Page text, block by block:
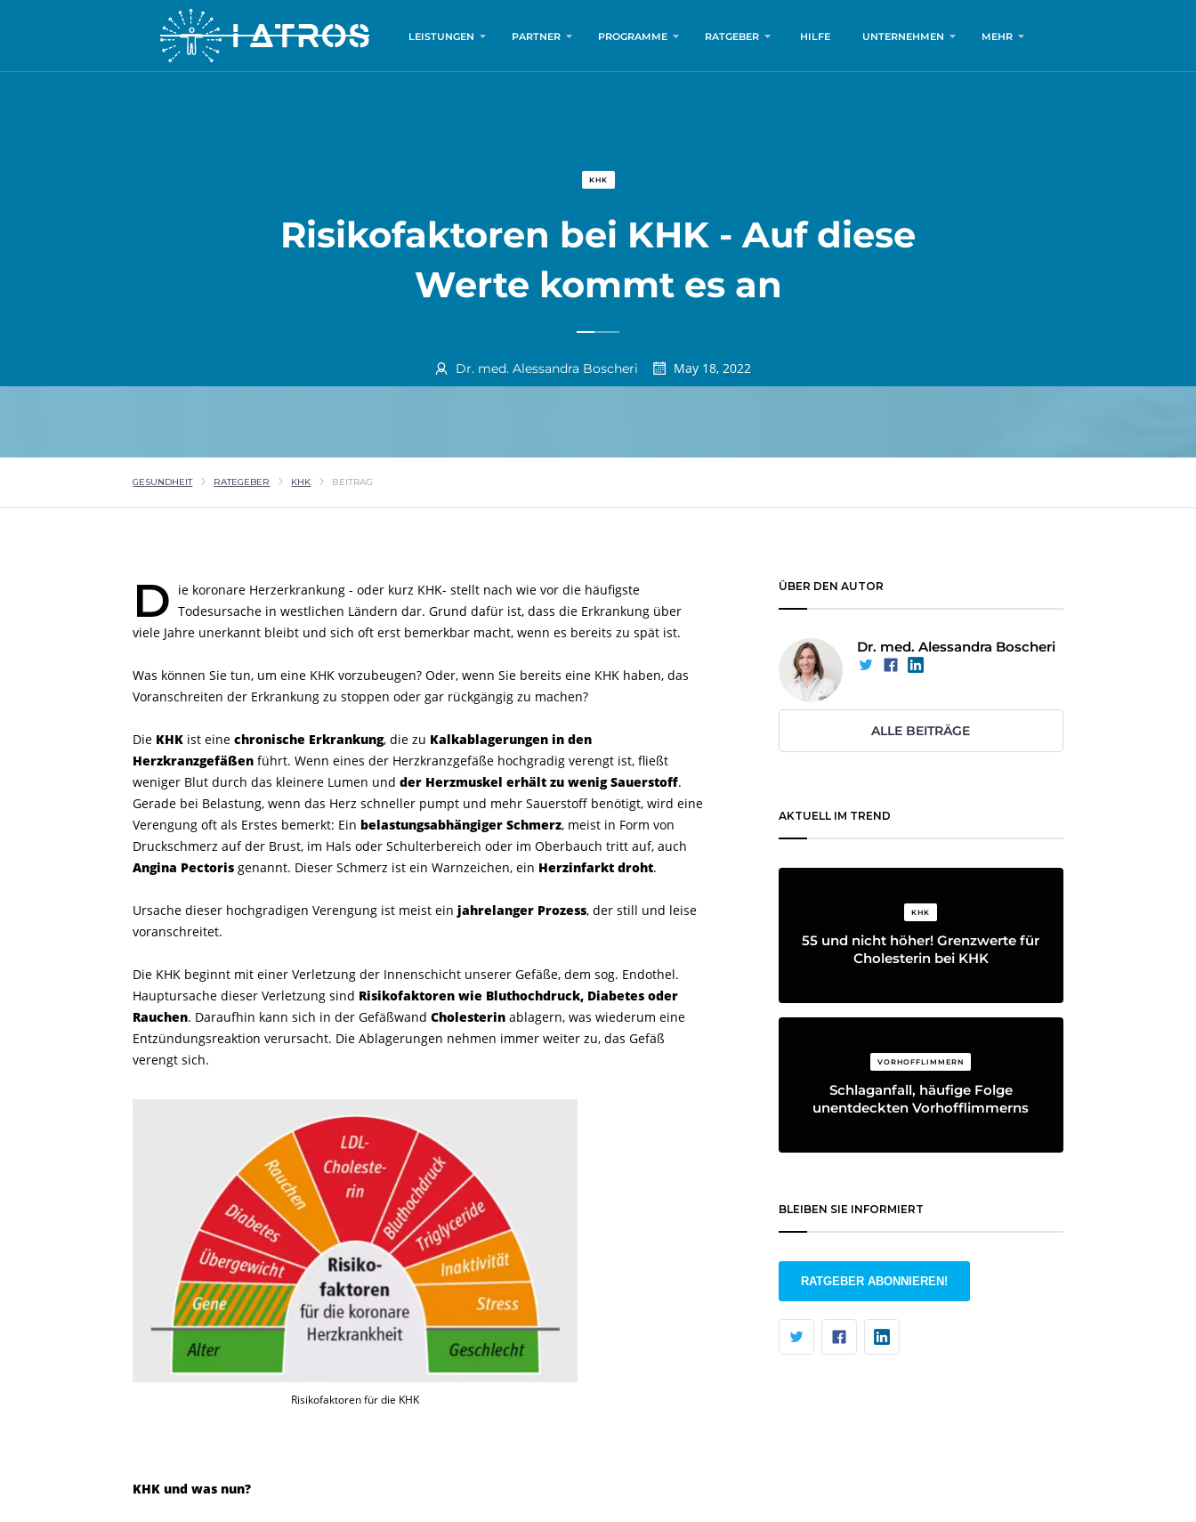
LEISTUNGEN PARTNER PROGRAMME RATGEBER HILFE UNTERNEHMEN MEHR
KHK
Risikofaktoren bei KHK - Auf diese
Werte kommt es an
Dr. med. Alessandra Boscheri May 18, 2022
GESUNDHEIT RATEGEBER KHK BEITRAG
D ie koronare Herzerkrankung - oder kurz KHK- stellt nach wie vor die häufigste
Todesursache in westlichen Ländern dar. Grund dafür ist, dass die Erkrankung über
viele Jahre unerkannt bleibt und sich oft erst bemerkbar macht, wenn es bereits zu spät ist.
Was können Sie tun, um eine KHK vorzubeugen? Oder, wenn Sie bereits eine KHK haben, das
Voranschreiten der Erkrankung zu stoppen oder gar rückgängig zu machen?
Die KHK ist einechronische Erkrankung, die zu Kalkablagerungen in den
Herzkranzgefäßenführt. Wenn eines der Herzkranzgefäße hochgradig verengt ist, fließt
weniger Blut durch das kleinere Lumen undder Herzmuskel erhält zu wenig Sauerstoff.
Gerade bei Belastung, wenn das Herz schneller pumpt und mehr Sauerstoff benötigt, wird eine
Verengung oft als Erstes bemerkt: Ein belastungsabhängiger Schmerz, meist in Form von
Druckschmerz auf der Brust, im Hals oder Schulterbereich oder im Oberbauch tritt auf, auch
Angina Pectoris genannt. Dieser Schmerz ist ein Warnzeichen, ein Herzinfarkt droht.
Ursache dieser hochgradigen Verengung ist meist ein jahrelanger Prozess, der still und leise
voranschreitet.
Die KHK beginnt mit einer Verletzung der Innenschicht unserer Gefäße, dem sog. Endothel.
Hauptursache dieser Verletzung sind Risikofaktoren wie Bluthochdruck, Diabetes oder
Rauchen. Daraufhin kann sich in der GefäßwandCholesterin ablagern, was wiederum eine
Entzündungsreaktion verursacht. Die Ablagerungen nehmen immer weiter zu, das Gefäß
verengt sich.
Risikofaktoren für die KHK
KHK und was nun?
ÜBER DEN AUTOR
Dr. med. Alessandra Boscheri
ALLE BEITRÄGE
AKTUELL IM TREND
KHK
55 und nicht höher! Grenzwerte für
Cholesterin bei KHK
VORHOFFLIMMERN
Schlaganfall, häufige Folge
unentdeckten Vorhofflimmerns
BLEIBEN SIE INFORMIERT
RATGEBER ABONNIEREN!